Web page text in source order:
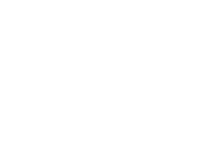
pochylenia